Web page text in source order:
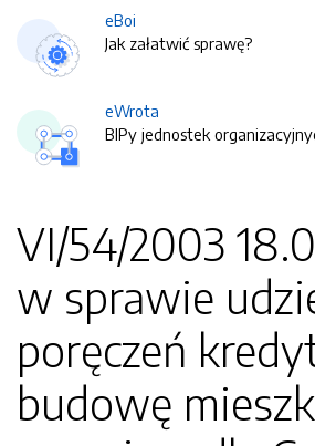
eBoi
Jak załatwić sprawę?
eWrota
BIPy jednostek
VI/54/2003
w sprawie
poręczeń
budowę